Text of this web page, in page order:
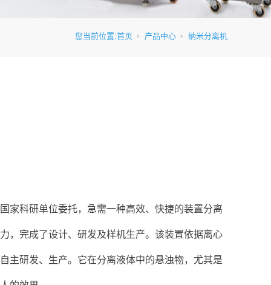
您当前位置:首页 产品中心 纳米分离机
家科研单位委托，急需一种高效、快捷的装置分离
，完成了设计、研发及样机生产。该装置依据离心
主研发、生产。它在分离液体中的悬浊物，尤其是